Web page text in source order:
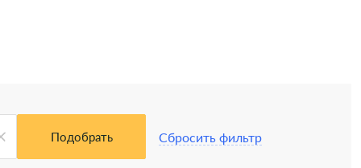
Подобрать Сбросить фильтр